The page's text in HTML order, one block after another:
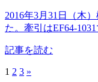
2016年3月31日（木
た。牽引はEF64-1031
記事を読む
1 2 3 »